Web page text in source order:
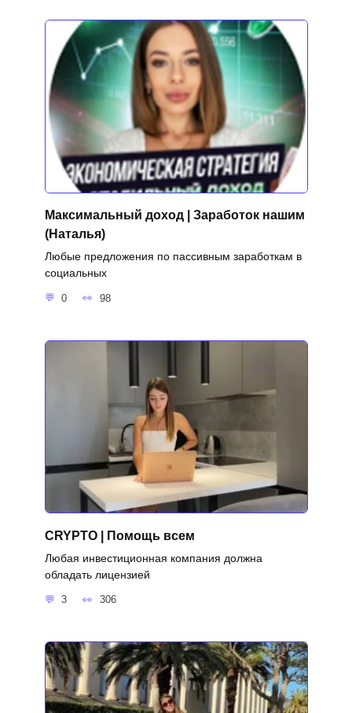
Максимальный доход | Заработок нашим
(Наталья)
Любые предложения по пассивным заработкам в
социальных
0 98
CRYPTO | Помощь всем
Любая инвестиционная компания должна
обладать лицензией
3 306